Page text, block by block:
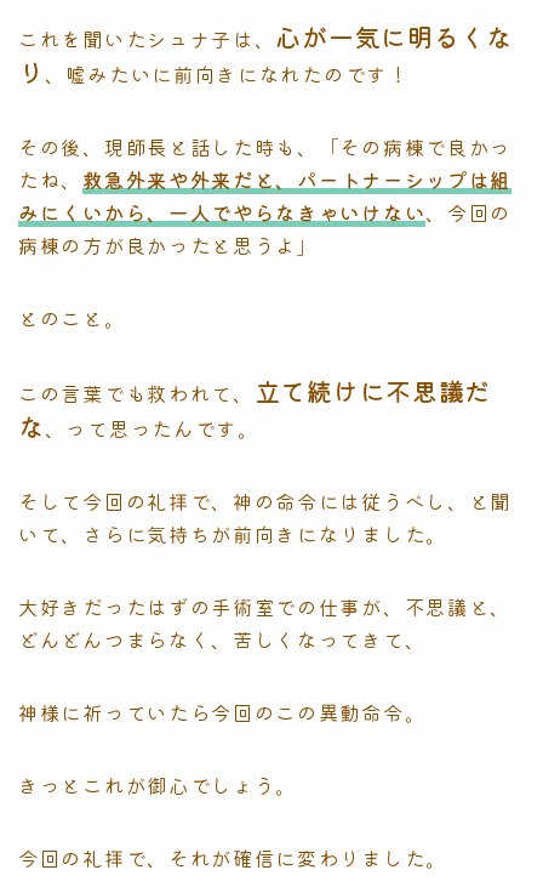
これを聞いたシュナ子は、 心が一気に明るくな
り 、嘘みたいに前向きになれたのです！
その後、現師長と話した時も、「その病棟で良かっ
たね、 救急外来や外来だと、パートナーシップは組
みにくいから、一人でやらなきゃいけない、今回の
病棟の方が良かったと思うよ」
とのこと。
この言葉でも救われて、 立て続けに不思議だ
な、って思ったんです。
そして今回の礼拝で、神の命令には従うべし、と聞
いて、さらに気持ちが前向きになりました。
大好きだったはずの手術室での仕事が、不思議と、
どんどんつまらなく、苦しくなってきて、
神様に祈っていたら今回のこの異動命令。
きっとこれが御心でしょう。
今回の礼拝で、それが確信に変わりました。